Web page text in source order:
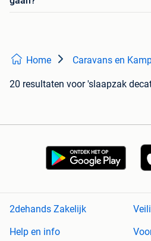
Home Caravans en
20 resultaten voor 'slaapzak
2dehands Zakelijk
Help en info